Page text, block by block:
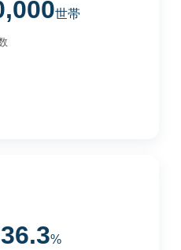
世帯
36.3%